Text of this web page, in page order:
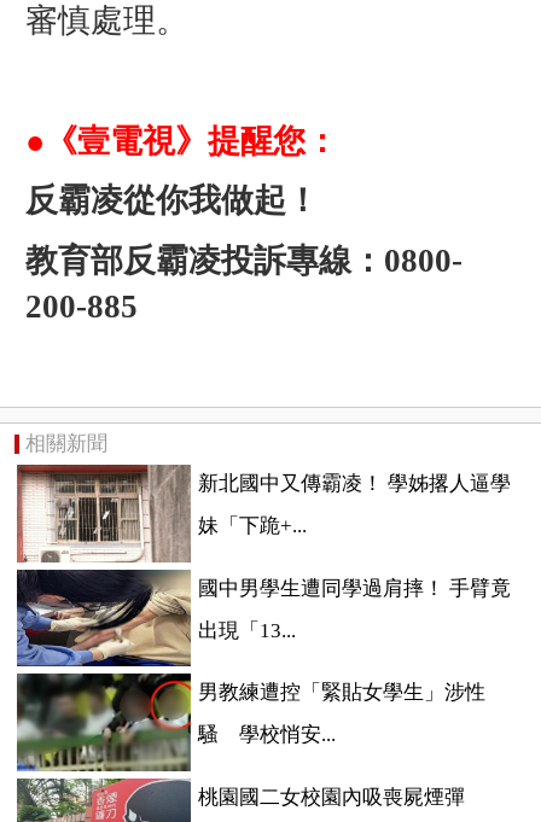
審慎處理。
●《壹電視》提醒您：
反霸凌從你我做起！
教育部反霸凌投訴專線：0800-
200-885
相關新聞
新北國中又傳霸凌！ 學姊撂人逼學
妹「下跪+...
國中男學生遭同學過肩摔！ 手臂竟
出現「13...
男教練遭控「緊貼女學生」涉性
騷 學校悄安...
桃園國二女校園內吸喪屍煙彈